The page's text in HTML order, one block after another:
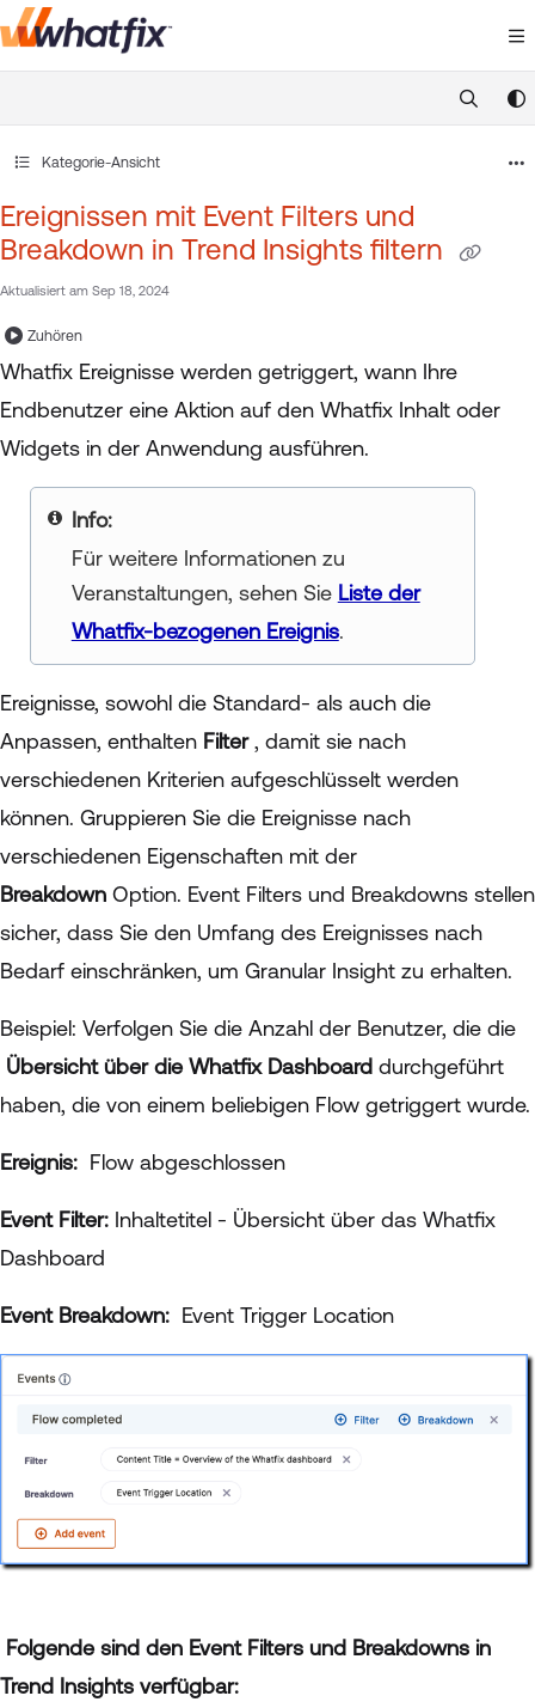
Documentation Index
https://
Kategorie-Ansicht
Ereignissen mit Event Filters und
Breakdown in Trend Insights filtern
Aktualisiert am Sep 18, 2024
Zuhören
Whatfix Ereignisse werden getriggert, wann Ihre
Endbenutzer eine Aktion auf den Whatfix Inhalt oder
Widgets in der Anwendung ausführen.
Your title goes here
Für weitere Informationen zu
Veranstaltungen, sehen Sie Liste der
Whatfix-bezogenen Ereignis.
Ereignisse, sowohl die Standard- als auch die
Anpassen, enthalten Filter, damit sie nach
verschiedenen Kriterien aufgeschlüsselt werden
können. Gruppieren Sie die Ereignisse nach
verschiedenen Eigenschaften mit der
Breakdown Option. Event Filters und Breakdowns stellen
sicher, dass Sie den Umfang des Ereignisses nach
Bedarf einschränken, um Granular Insight zu erhalten.
Beispiel: Verfolgen Sie die Anzahl der Benutzer, die die
Übersicht über die Whatfix Dashboard durchgeführt
haben, die von einem beliebigen Flow getriggert wurde.
Ereignis: Flow abgeschlossen
Event Filter: Inhaltetitel - Übersicht über das Whatfix
Dashboard
Event Breakdown: Event Trigger Location
Folgende sind den Event Filters und Breakdowns in
Trend Insights verfügbar: